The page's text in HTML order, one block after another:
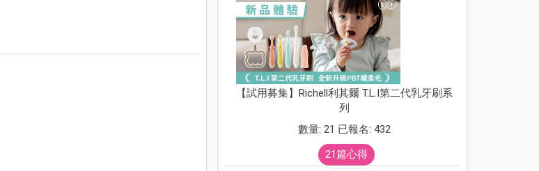
【試用募集】Richell利其爾 T.L.I第二代乳牙刷系
列
數量: 21 已報名: 432
21篇心得